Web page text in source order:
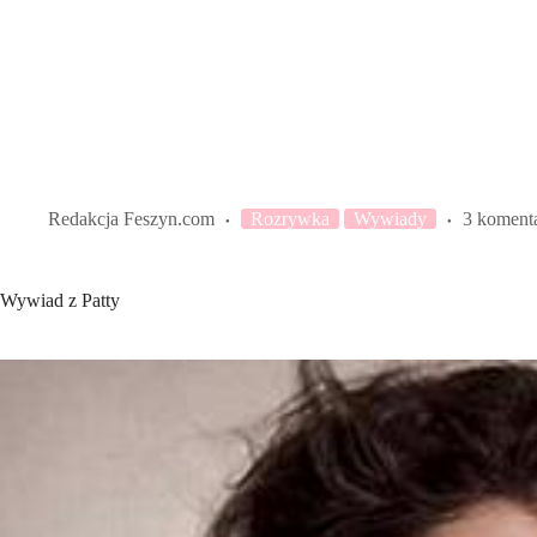
Redakcja Feszyn.com Rozrywka Wywiady 3
Wywiad z Patty